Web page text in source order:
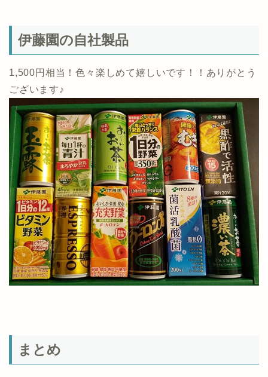
伊藤園の自社製品
1,500円相当！色々楽しめて嬉しいです！！ありがとう
ございます♪
まとめ